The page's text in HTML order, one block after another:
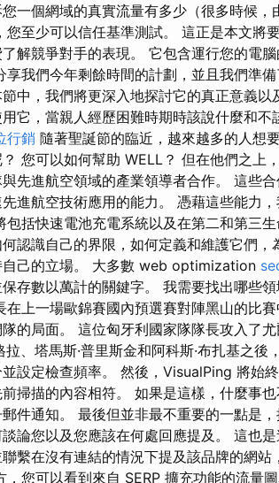
一個網域的真實流量有多少（很多時候
您至少可以信任基準測試。 這正是本文將
解競爭對手的表現。 它包含運行您的
享我們今年剩餘時間的計劃，並且我們準
中，我們將更深入地探討它的真正意義
它，當親人經歷困難時期時該說什麼和
行銷 隨著聖誕節的臨近，越來越多的人想
您可以如何幫助 WELL？ 但在他們之上
先進航空領域的產業領導者合作。 這些
進航空技術應用的能力。 憑藉這些能力
包括快速電池充電系統以及在第二和第三
認識自己的界限，如何定義和維護它們
自己的立場。 大多數 web optimization
存數以萬計的關鍵字。 我需要找出哪些
在上一場歐錦賽國內預選賽對陣黑山的比
的局面。 這位匈牙利國家隊隊長攻入了
拉、塔馬斯·普里斯金和阿科斯·布扎基之
設定檢查頻率。 然後，VisualPing 將始
掃描的內容相符。 如果是這樣，什麼事
件通知。 最後但並非最不重要的一點是
論您以及您應該在何處回應提及。 這也
繫在沒有連結的情況下提及該品牌的網站
，您可以看到來自 SERP 擴充功能的流量